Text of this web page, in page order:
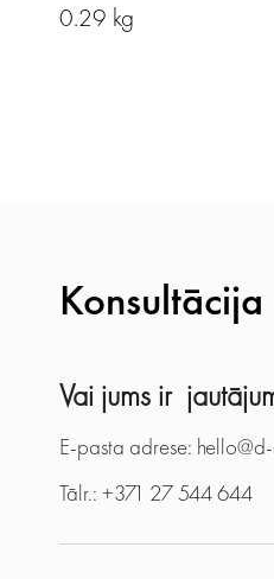
0.29 kg
Vai jums ir
E-pasta adrese:
Tālr.: +371 27 544 644